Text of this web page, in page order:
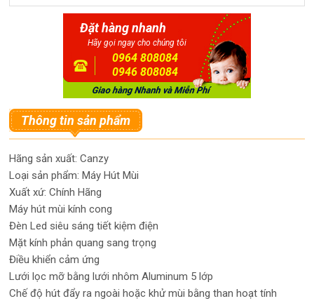
Đặt hàng nhanh
Hãy gọi ngay cho chúng tôi
0964 808084
0946 808084
Thông tin sản phẩm
Hãng sản xuất: Canzy
Loại sản phẩm: Máy Hút Mùi
Xuất xứ: Chính Hãng
Máy hút mùi kính cong
Đèn Led siêu sáng tiết kiệm điện
Mặt kính phản quang sang trọng
Điều khiển cảm ứng
Lưới lọc mỡ bằng lưới nhôm Aluminum 5 lớp
Chế độ hút đẩy ra ngoài hoặc khử mùi bằng than hoạt tính